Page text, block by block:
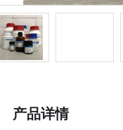
产品详情